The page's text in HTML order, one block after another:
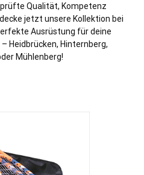
Qualität, Kompetenz
jetzt unsere Kollektion bei
Ausrüstung für deine
Heidbrücken, Hinternberg,
Mühlenberg!